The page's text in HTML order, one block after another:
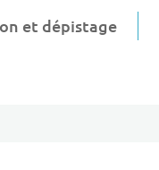
et dépistage